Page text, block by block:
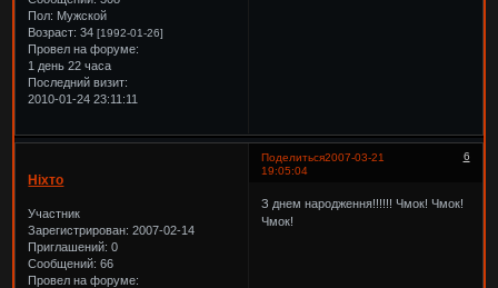
Пол: Мужской
Возраст: 34[1992-01-26]
Провел на форуме:
1 день 22 часа
Последний визит:
2010-01-24 23:11:11
Поделиться 6
2007-03-21
19:05:04
Ніхто
Участник
Зарегистрирован: 2007-02-14
Приглашений: 0
Сообщений: 66
Провел на форуме:
З днем народження!!!!!! Чмок! Чмок!
Чмок!